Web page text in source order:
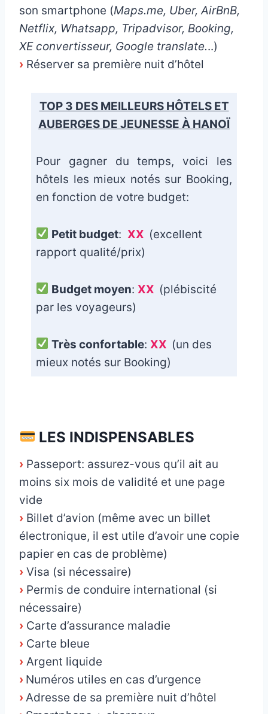
son smartphone (Maps.me, Uber, AirBnB,
Netflix, Whatsapp, Tripadvisor, Booking,
XE convertisseur, Google translate...)
› Réserver sa première nuit d’hôtel
TOP 3 DES MEILLEURS HÔTELS ET
AUBERGES DE JEUNESSE À HANOÏ
Pour gagner du temps, voici les
hôtels les mieux notés sur Booking,
en fonction de votre budget:
Petit budget: XX (excellent
rapport qualité/prix)
Budget moyen: XX (plébiscité
par les voyageurs)
Très confortable: XX (un des
mieux notés sur Booking)
LES INDISPENSABLES
› Passeport: assurez-vous qu’il ait au
moins six mois de validité et une page
vide
› Billet d’avion (même avec un billet
électronique, il est utile d’avoir une copie
papier en cas de problème)
› Visa (si nécessaire)
› Permis de conduire international (si
nécessaire)
› Carte d’assurance maladie
› Carte bleue
› Argent liquide
› Numéros utiles en cas d’urgence
› Adresse de sa première nuit d’hôtel